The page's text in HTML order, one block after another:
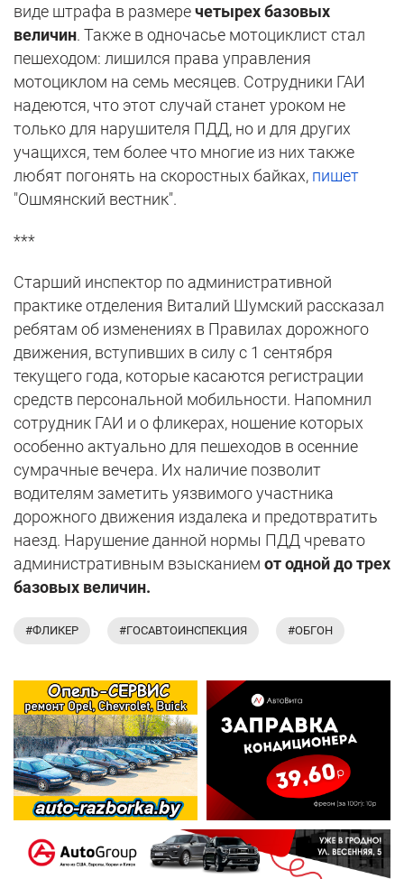
виде штрафа в размеречетырех базовых
величин. Также в одночасье мотоциклист стал
пешеходом: лишился права управления
мотоциклом на семь месяцев. Сотрудники ГАИ
надеются, что этот случай станет уроком не
только для нарушителя ПДД, но и для других
учащихся, тем более что многие из них также
любят погонять на скоростных байках, пишет
"Ошмянский вестник".
***
Старший инспектор по административной
практике отделения Виталий Шумский рассказал
ребятам об изменениях в Правилах дорожного
движения, вступивших в силу с 1 сентября
текущего года, которые касаются регистрации
средств персональной мобильности. Напомнил
сотрудник ГАИ и о фликерах, ношение которых
особенно актуально для пешеходов в осенние
сумрачные вечера. Их наличие позволит
водителям заметить уязвимого участника
дорожного движения издалека и предотвратить
наезд. Нарушение данной нормы ПДД чревато
административным взысканием от одной до трех
базовых величин.
#ФЛИКЕР #ГОСАВТОИНСПЕКЦИЯ #ОБГОН